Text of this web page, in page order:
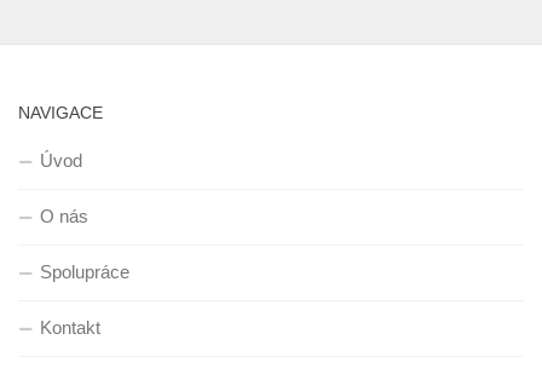
NAVIGACE
Úvod
O nás
Spolupráce
Kontakt